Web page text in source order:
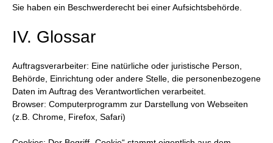
Sie haben ein Beschwerderecht bei einer Aufsichtsbehörde.
IV. Glossar
Auftragsverarbeiter: Eine natürliche oder juristische Person,
Behörde, Einrichtung oder andere Stelle, die personenbezogene
Daten im Auftrag des Verantwortlichen verarbeitet.
Browser: Computerprogramm zur Darstellung von Webseiten
(z.B. Chrome, Firefox, Safari)